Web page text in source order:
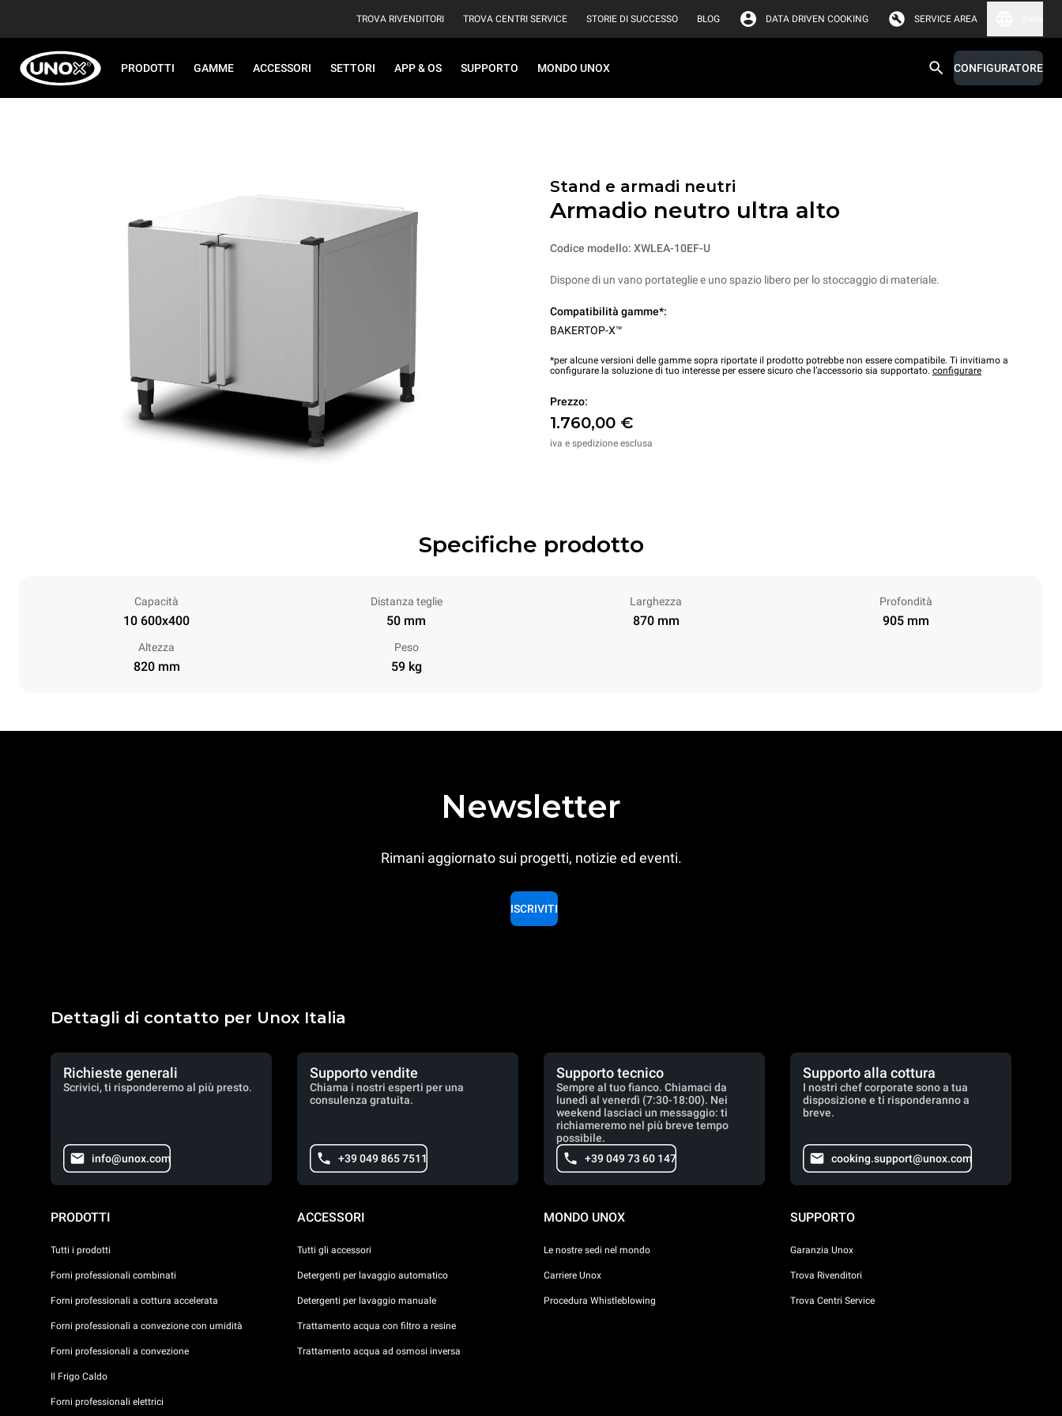
TROVA RIVENDITORI TROVA CENTRI SERVICE STORIE DI SUCCESSO BLOG DATA DRIVEN COOKING SERVICE AREA
PRODOTTI GAMME ACCESSORI SETTORI APP & OS SUPPORTO MONDO UNOX CONFIGURATORE
Stand e armadi neutri
Armadio neutro ultra alto
Codice modello: XWLEA-10EF-U
Dispone di un vano portateglie e uno spazio libero per lo stoccaggio di materiale.
Compatibilità gamme*:
BAKERTOP-X™
*per alcune versioni delle gamme sopra riportate il prodotto potrebbe non essere compatibile. Ti invitiamo a
configurare la soluzione di tuo interesse per essere sicuro che l’accessorio sia supportato. configurare
Prezzo:
1.760,00 €
iva e spedizione esclusa
Specifiche prodotto
Capacità
10 600x400
Distanza teglie
50 mm
Larghezza
870 mm
Profondità
905 mm
Altezza
820 mm
Peso
59 kg
Newsletter
Rimani aggiornato sui progetti, notizie ed eventi.
ISCRIVITI
Dettagli di contatto per Unox Italia
Richieste generali
Scrivici, ti risponderemo al più presto.
info@unox.com
Supporto vendite
Chiama i nostri esperti per una
consulenza gratuita.
+39 049 865 7511
Supporto tecnico
Sempre al tuo fianco. Chiamaci da
lunedì al venerdì (7:30-18:00). Nei
weekend lasciaci un messaggio: ti
richiameremo nel più breve tempo
possibile.
+39 049 73 60 147
Supporto alla cottura
I nostri chef corporate sono a tua
disposizione e ti risponderanno a
breve.
cooking.support@unox.com
PRODOTTI
Tutti i prodotti
Forni professionali combinati
Forni professionali a cottura accelerata
Forni professionali a convezione con umidità
Forni professionali a convezione
Il Frigo Caldo
Forni professionali elettrici
ACCESSORI
Tutti gli accessori
Detergenti per lavaggio automatico
Detergenti per lavaggio manuale
Trattamento acqua con filtro a resine
Trattamento acqua ad osmosi inversa
MONDO UNOX
Le nostre sedi nel mondo
Carriere Unox
Procedura Whistleblowing
SUPPORTO
Garanzia Unox
Trova Rivenditori
Trova Centri Service